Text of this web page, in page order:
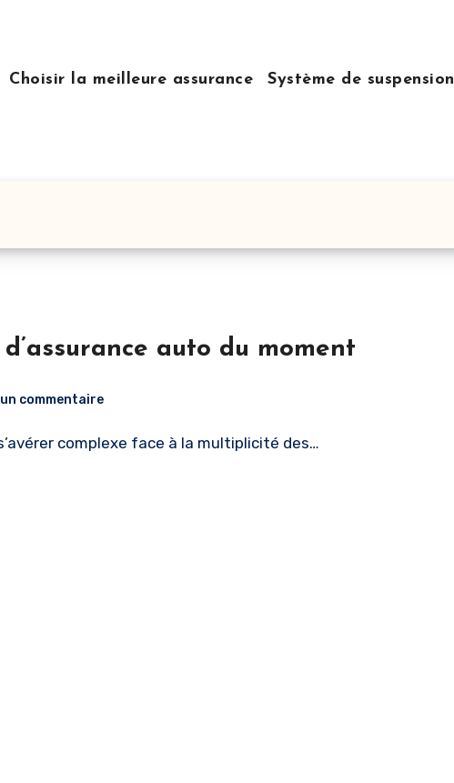
Choisir la meilleure assurance Système de suspension
auto du moment
commentaire
complexe face à la multiplicité des…